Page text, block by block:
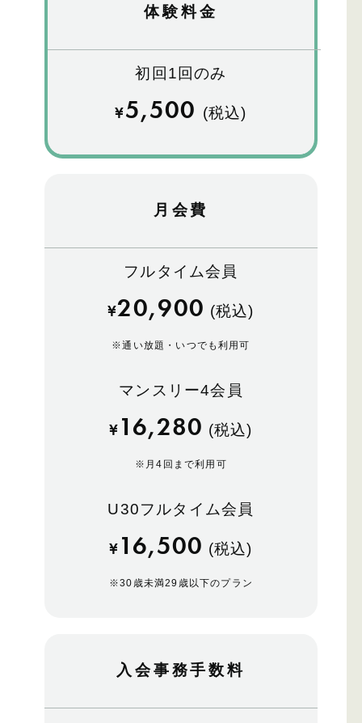
体験料金
初回1回のみ
¥5,500 (税込)
月会費
フルタイム会員
¥20,900 (税込)
※通い放題・いつでも利用可
マンスリー4会員
¥ 16,280 (税込)
※ 月4回まで利用可
U30フルタイム会員
¥ 16,500 (税込)
※30歳未満29歳以下のプラン
入会事務手数料